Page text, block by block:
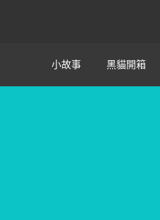
小故事 黑貓開箱